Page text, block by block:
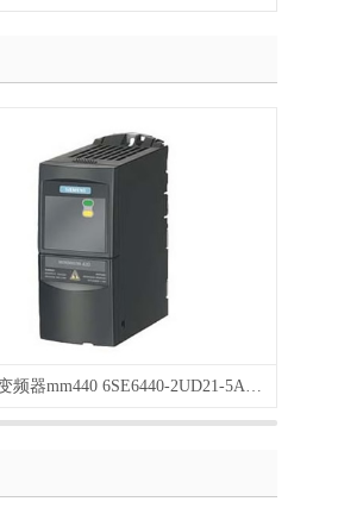
西门子变频器mm440 6SE6440-2UD21-5AA1